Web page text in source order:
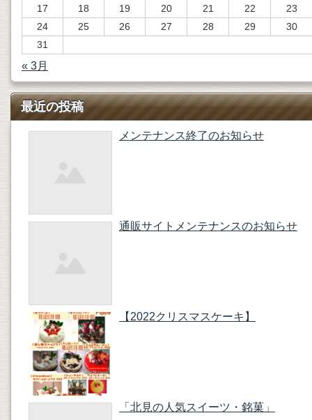
17
18 19 20 21 22
23
24
25 26 27 28 29
30
31
« 3月
最近の投稿
メンテナンス終了のお知らせ
通販サイトメンテナンスのお知らせ
【2022クリスマスケーキ】
「北見の人気スイーツ・銘菓」